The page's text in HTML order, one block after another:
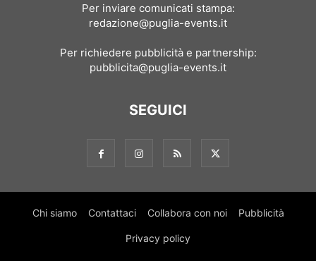
Per inviare comunicati stampa:
redazione@puglia-events.it
Per richiedere pubblicità e partnership:
pubblicita@puglia-events.it
SEGUICI
Chi siamo Contattaci Collabora con noi Pubblicità
Privacy policy